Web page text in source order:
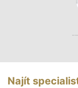
Najít